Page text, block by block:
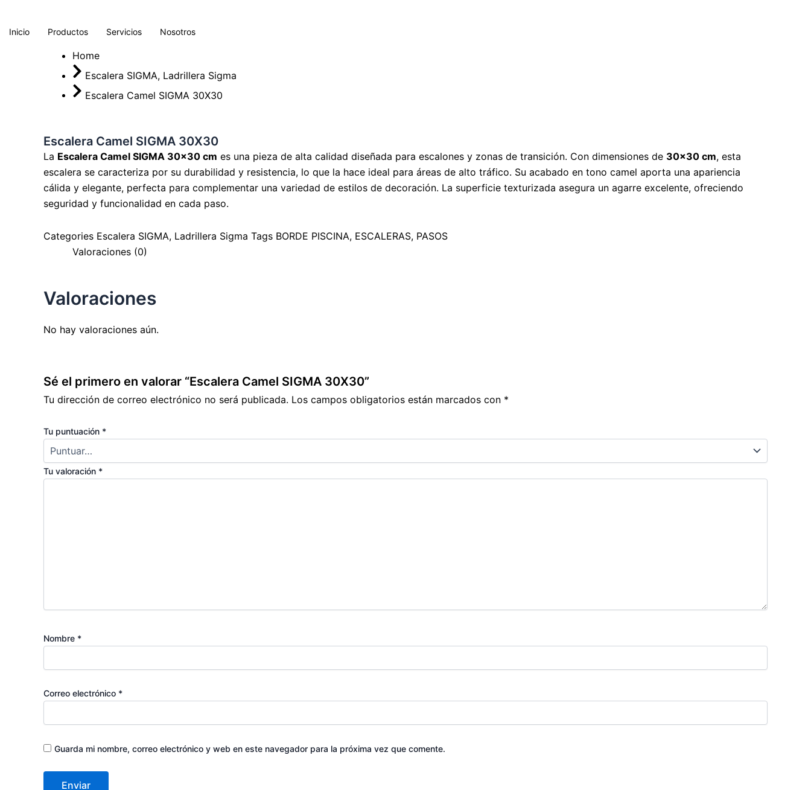
contenido
Inicio Productos Servicios Nosotros
Home
Escalera SIGMA, Ladrillera Sigma
Escalera Camel SIGMA 30X30
Escalera Camel SIGMA 30X30
La Escalera Camel SIGMA 30×30 cm es una pieza de alta calidad diseñada para escalones y zonas de transición. Con dimensiones de 30×30 cm, esta
escalera se caracteriza por su durabilidad y resistencia, lo que la hace ideal para áreas de alto tráfico. Su acabado en tono camel aporta una apariencia
cálida y elegante, perfecta para complementar una variedad de estilos de decoración. La superficie texturizada asegura un agarre excelente, ofreciendo
seguridad y funcionalidad en cada paso.
Categories Escalera SIGMA, Ladrillera Sigma Tags BORDE PISCINA, ESCALERAS, PASOS
Valoraciones (0)
Valoraciones
No hay valoraciones aún.
Sé el primero en valorar “Escalera Camel SIGMA 30X30”
Tu dirección de correo electrónico no será publicada. Los campos obligatorios están marcados con *
Tu puntuación *
Tu valoración *
Nombre *
Correo electrónico *
Guarda mi nombre, correo electrónico y web en este navegador para la próxima vez que comente.